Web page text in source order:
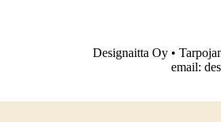
Designaitta Oy •
email: